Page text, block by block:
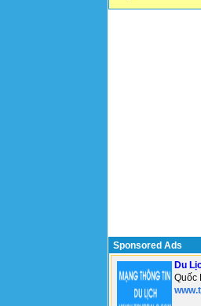
Sponsored Ads
Du
Quốc